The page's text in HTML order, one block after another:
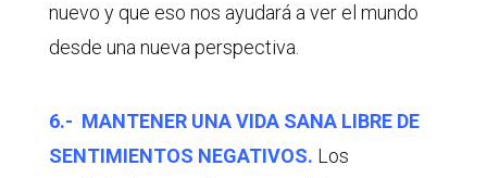
nuevo y que eso nos ayudará a ver el mundo
desde una nueva perspectiva.
6.- MANTENER UNA VIDA SANA LIBRE DE
SENTIMIENTOS NEGATIVOS. Los